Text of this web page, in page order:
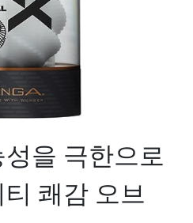
을 극한으로
쾌감 오브